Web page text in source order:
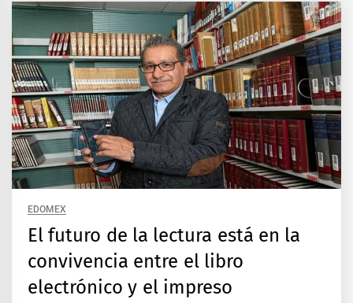
EDOMEX
El futuro de la lectura está en la
convivencia entre el libro
electrónico y el impreso